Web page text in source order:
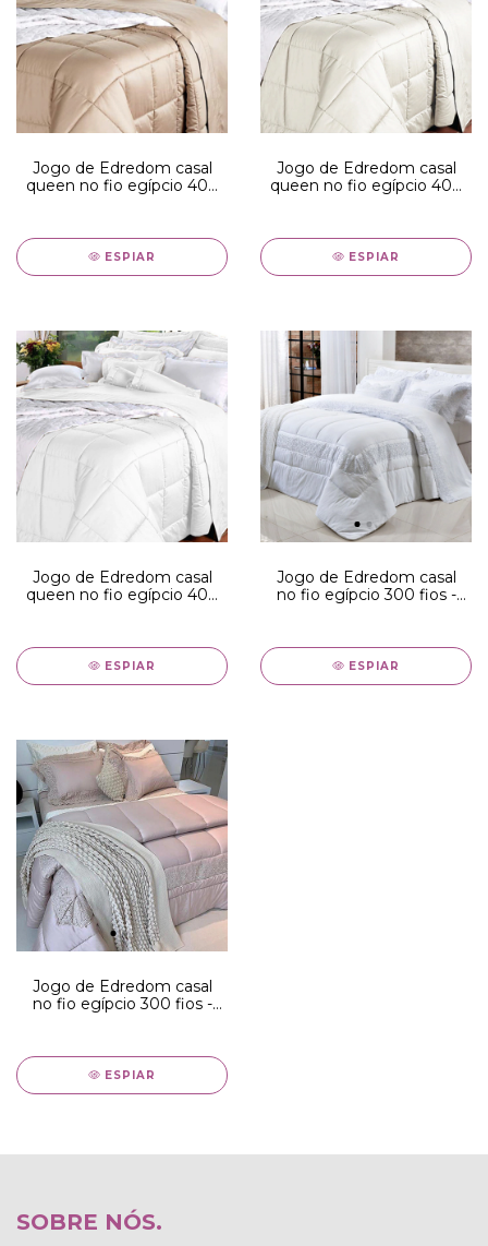
Jogo de Edredom casal
queen no fio egípcio 400
ESPIAR
Jogo de Edredom casal
queen no fio egípcio 400
ESPIAR
Jogo de Edredom casal
queen no fio egípcio 400
ESPIAR
Jogo de Edredom casal
no fio egípcio 300 fios -
ESPIAR
Jogo de Edredom casal
no fio egípcio 300 fios -
ESPIAR
SOBRE NÓS.